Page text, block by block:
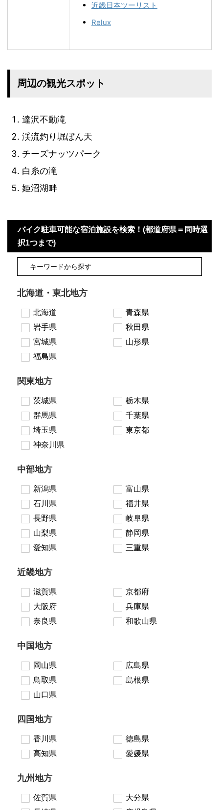
近畿日本ツーリスト
Relux
周辺の観光スポット
達沢不動滝
渓流釣り堀ぼん天
チーズナッツパーク
白糸の滝
姫沼湖畔
バイク駐車可能な宿泊施設を検索！(都道府県＝同時選
択1つまで)
北海道・東北地方
北海道
青森県
岩手県
秋田県
宮城県
山形県
福島県
関東地方
茨城県
栃木県
群馬県
千葉県
埼玉県
東京都
神奈川県
中部地方
新潟県
富山県
石川県
福井県
長野県
岐阜県
山梨県
静岡県
愛知県
三重県
近畿地方
滋賀県
京都府
大阪府
兵庫県
奈良県
和歌山県
中国地方
岡山県
広島県
鳥取県
島根県
山口県
四国地方
香川県
徳島県
高知県
愛媛県
九州地方
佐賀県
大分県